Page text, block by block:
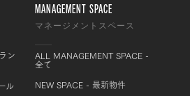
ン
ル
MANAGEMENT SPACE
マネージメントスペース
ALL MANAGEMENT SPACE -
全て
NEW SPACE - 最新物件